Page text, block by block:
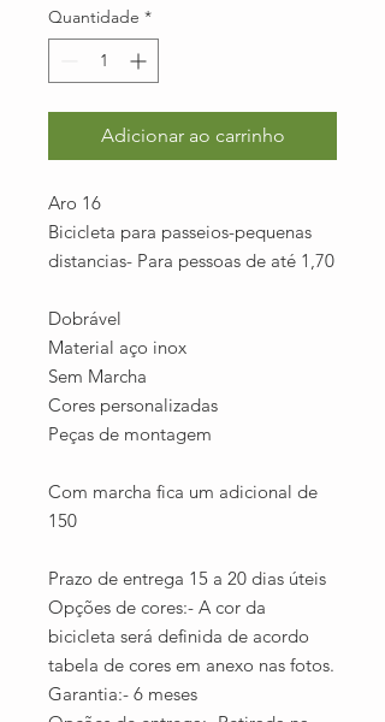
Quantidade *
Adicionar ao carrinho
Aro 16
Bicicleta para passeios-pequenas
distancias- Para pessoas de até 1,70
Dobrável
Material aço inox
Sem Marcha
Cores personalizadas
Peças de montagem
Com marcha fica um adicional de
150
Prazo de entrega 15 a 20 dias úteis
Opções de cores:- A cor da
bicicleta será definida de acordo
tabela de cores em anexo nas fotos.
Garantia:- 6 meses